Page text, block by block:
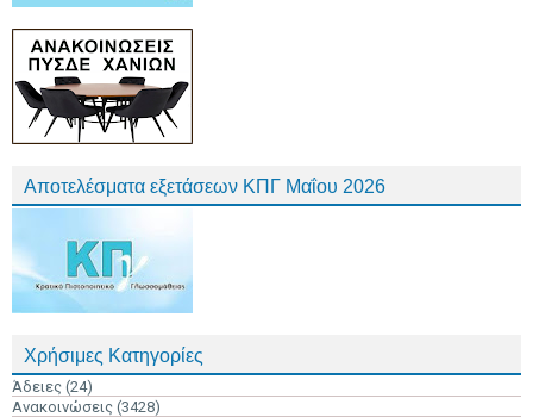
Αποτελέσματα εξετάσεων ΚΠΓ Μαΐου 2026
Χρήσιμες Κατηγορίες
Άδειες (24)
Ανακοινώσεις (3428)